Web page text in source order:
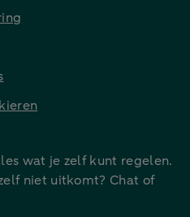
wat je zelf kunt regelen.
niet uitkomt? Chat of